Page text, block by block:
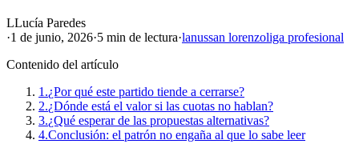
LLucía Paredes
·1 de junio, 2026·5 min de lectura·lanussan lorenzoliga profesional
Contenido del artículo
1.¿Por qué este partido tiende a cerrarse?
2.¿Dónde está el valor si las cuotas no hablan?
3.¿Qué esperar de las propuestas alternativas?
4.Conclusión: el patrón no engaña al que lo sabe leer